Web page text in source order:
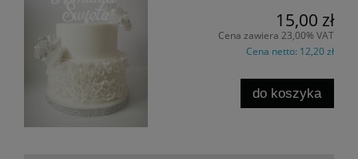
15,00 zł
Cena zawiera 23,00% VAT
Cena netto: 12,20 zł
do koszyka